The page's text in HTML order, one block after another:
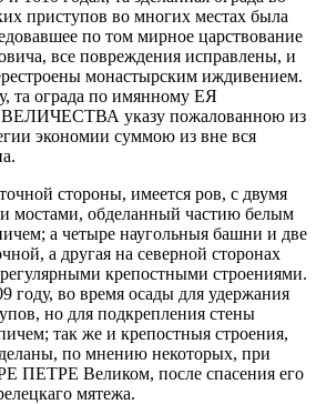
приступов во многих местах была
по том мирное царствование
все повреждения исправлены, и
монастырским иждивением.
та ограда по имянному ЕЯ
указу пожалованною из
экономии суммою из вне вся
стороны, имеется ров, с двумя
мостами, обделанный частию белым
а четыре наугольныя башни и две
а другая на северной сторонах
крепостными строениями.
году, во время осады для удержания
но для подкрепления стены
так же и крепостныя строения,
по мнению некоторых, при
ПЕТРЕ Великом, после спасения его
мятежа.